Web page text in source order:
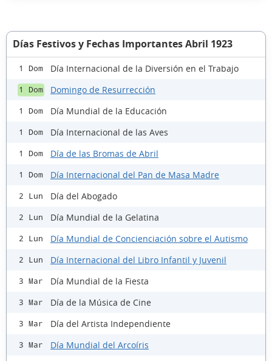
Días Festivos y Fechas Importantes Abril 1923
1 Dom Día Internacional de la Diversión en el Trabajo
1 Dom Domingo de Resurrección
1 Dom Día Mundial de la Educación
1 Dom Día Internacional de las Aves
1 Dom Día de las Bromas de Abril
1 Dom Día Internacional del Pan de Masa Madre
2 Lun Día del Abogado
2 Lun Día Mundial de la Gelatina
2 Lun Día Mundial de Concienciación sobre el Autismo
2 Lun Día Internacional del Libro Infantil y Juvenil
3 Mar Día Mundial de la Fiesta
3 Mar Día de la Música de Cine
3 Mar Día del Artista Independiente
3 Mar Día Mundial del Arcoíris